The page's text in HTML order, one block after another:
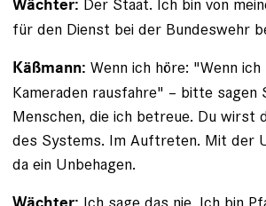
Wächter: Der Staat. Ich bin von
für den Dienst bei der Bundeswehr
Käßmann: Wenn ich höre: "Wenn
Kameraden rausfahre" – bitte sagen
Menschen, die ich betreue. Du wirst
des Systems. Im Auftreten. Mit der
da ein Unbehagen.